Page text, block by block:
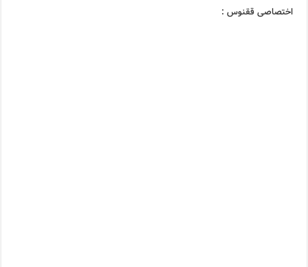
اختصاصی ققنوس :